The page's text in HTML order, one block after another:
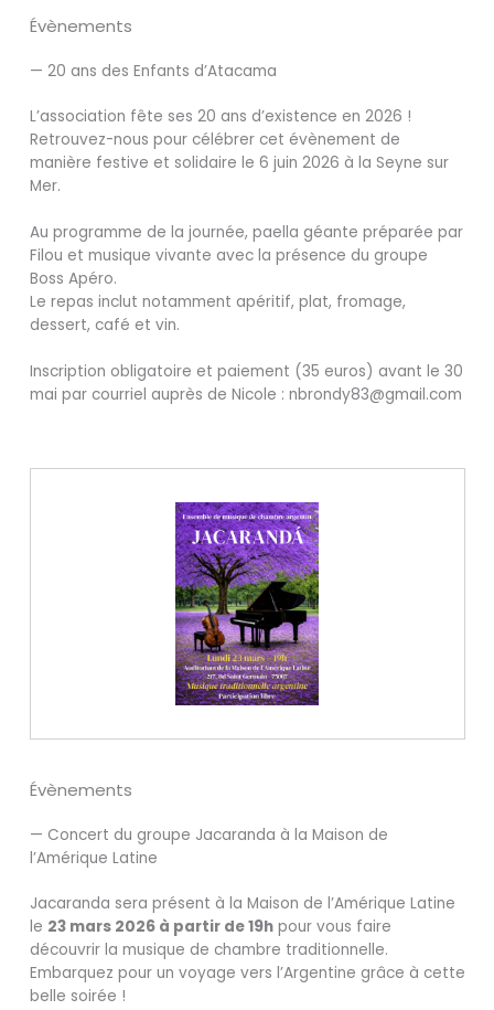
Évènements
— 20 ans des Enfants d’Atacama
L’association fête ses 20 ans d’existence en 2026 !
Retrouvez-nous pour célébrer cet évènement de
manière festive et solidaire le 6 juin 2026 à la Seyne sur
Mer.
Au programme de la journée, paella géante préparée par
Filou et musique vivante avec la présence du groupe
Boss Apéro.
Le repas inclut notamment apéritif, plat, fromage,
dessert, café et vin.
Inscription obligatoire et paiement (35 euros) avant le 30
mai par courriel auprès de Nicole : nbrondy83@gmail.com
Évènements
— Concert du groupe Jacaranda à la Maison de
l’Amérique Latine
Jacaranda sera présent à la Maison de l’Amérique Latine
le 23 mars 2026 à partir de 19hpour vous faire
découvrir la musique de chambre traditionnelle.
Embarquez pour un voyage vers l’Argentine grâce à cette
belle soirée !